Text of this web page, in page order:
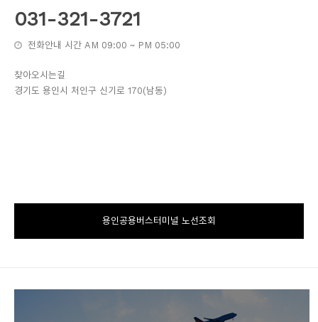
031-321-3721
전화안내 시간 AM 09:00 ~ PM 05:00
찾아오시는길
경기도 용인시 처인구 신기로 170(남동)
용인공용버스터미널 노선조회